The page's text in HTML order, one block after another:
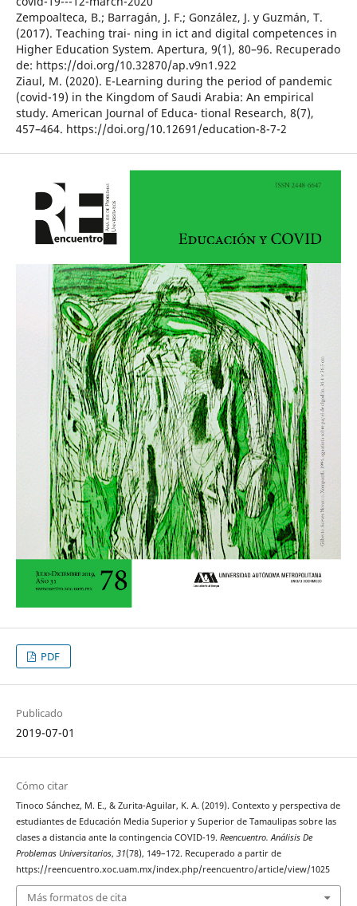
Zempoalteca, B.; Barragán, J. F.; González, J. y Guzmán, T.
(2017). Teaching trai- ning in ict and digital competences in
Higher Education System. Apertura, 9(1), 80–96. Recuperado
de: https://doi.org/10.32870/ap.v9n1.922
Ziaul, M. (2020). E-Learning during the period of pandemic
(covid-19) in the Kingdom of Saudi Arabia: An empirical
study. American Journal of Educa- tional Research, 8(7),
457–464. https://doi.org/10.12691/education-8-7-2
PDF
Publicado
2019-07-01
Cómo citar
Tinoco Sánchez, M. E., & Zurita-Aguilar, K. A. (2019). Contexto y perspectiva de
estudiantes de Educación Media Superior y Superior de Tamaulipas sobre las
clases a distancia ante la contingencia COVID-19. Reencuentro. Análisis De
Problemas Universitarios, 31(78), 149–172. Recuperado a partir de
https://reencuentro.xoc.uam.mx/index.php/reencuentro/article/view/1025
Más formatos de cita